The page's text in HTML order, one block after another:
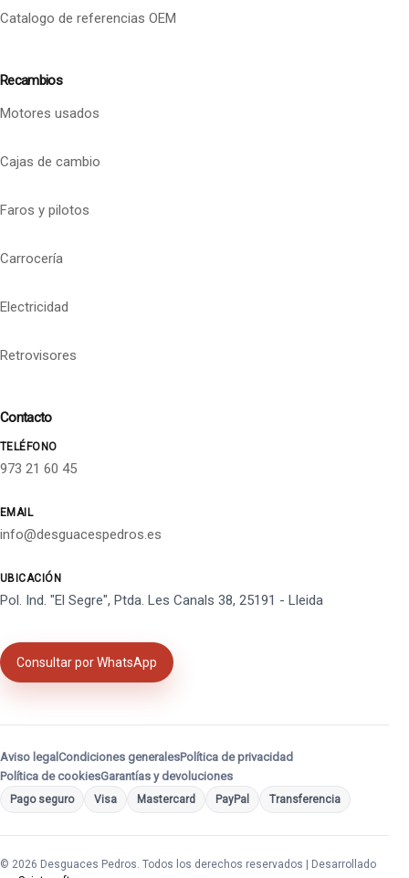
Catalogo de referencias OEM
Recambios
Motores usados
Cajas de cambio
Faros y pilotos
Carrocería
Electricidad
Retrovisores
Contacto
TELÉFONO
973 21 60 45
EMAIL
info@desguacespedros.es
UBICACIÓN
Pol. Ind. "El Segre", Ptda. Les Canals 38, 25191 - Lleida
Consultar por WhatsApp
Aviso legal Condiciones generalesPolítica de privacidad
Política de cookiesGarantías y devoluciones
Pago seguro Visa Mastercard PayPal Transferencia
© 2026 Desguaces Pedros. Todos los derechos reservados | Desarrollado